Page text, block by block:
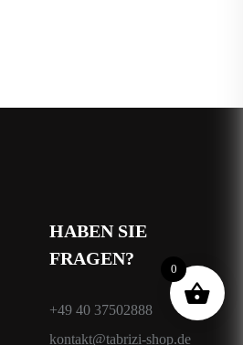
HABEN SIE
FRAGEN?
+49 40 37502888
kontakt@tabrizi-shop.de
0